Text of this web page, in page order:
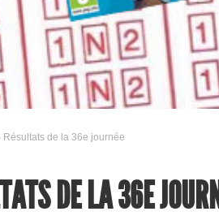
Résultats de la 36e journée
DE LA 36E